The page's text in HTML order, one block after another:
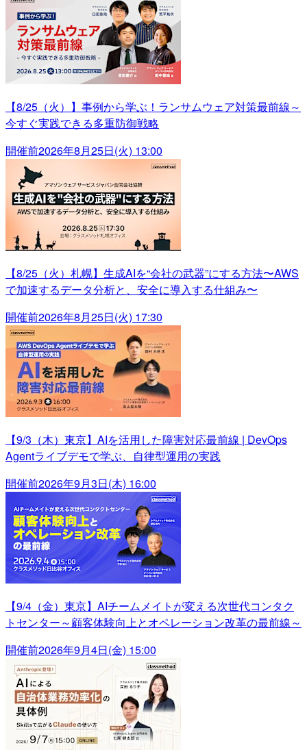
【8/25（火）】事例から学ぶ！ランサムウェア対策最前線～
今すぐ実践できる多重防御戦略
開催前2026年8月25日(火) 13:00
【8/25（火）札幌】生成AIを“会社の武器”にする方法〜AWS
で加速するデータ分析と、安全に導入する仕組み〜
開催前2026年8月25日(火) 17:30
【9/3（木）東京】AIを活用した障害対応最前線 | DevOps
Agentライブデモで学ぶ、自律型運用の実践
開催前2026年9月3日(木) 16:00
【9/4（金）東京】AIチームメイトが変える次世代コンタク
トセンター～顧客体験向上とオペレーション改革の最前線～
開催前2026年9月4日(金) 15:00